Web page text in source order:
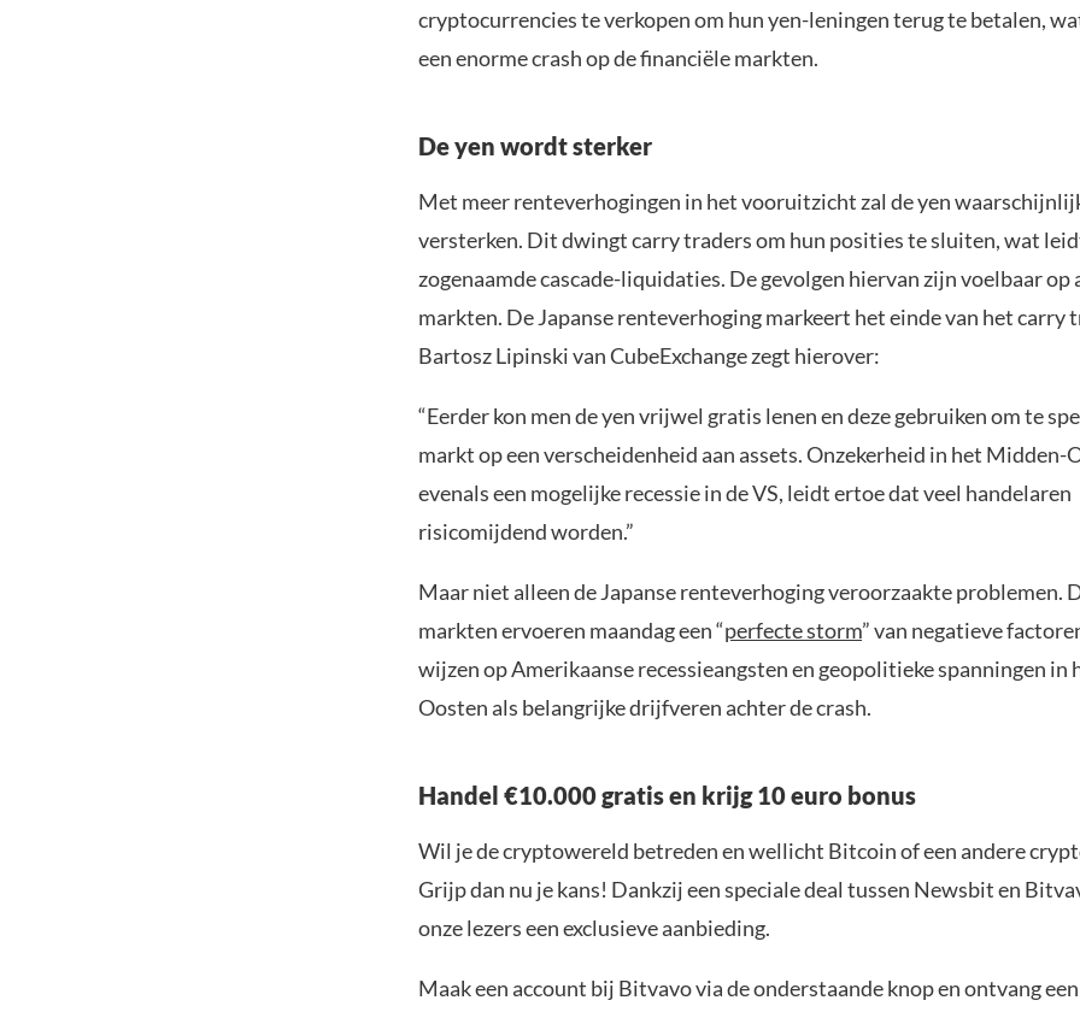
cryptocurrencies te verkopen om hun yen-leningen terug te betalen,
een enorme crash op de financiële markten.
De yen wordt sterker
Met meer renteverhogingen in het vooruitzicht zal de yen
versterken. Dit dwingt carry traders om hun posities te sluiten, wat
zogenaamde cascade-liquidaties. De gevolgen hiervan zijn voelbaar op
markten. De Japanse renteverhoging markeert het einde van het carry
Bartosz Lipinski van CubeExchange zegt hierover:
“Eerder kon men de yen vrijwel gratis lenen en deze gebruiken om te
markt op een verscheidenheid aan assets. Onzekerheid in het Midden-
evenals een mogelijke recessie in de VS, leidt ertoe dat veel handelaren
risicomijdend worden.”
Maar niet alleen de Japanse renteverhoging veroorzaakte problemen.
markten ervoeren maandag een “perfecte storm” van negatieve
wijzen op Amerikaanse recessieangsten en geopolitieke spanningen in
Oosten als belangrijke drijfveren achter de crash.
Handel €10.000 gratis en krijg 10 euro bonus
Wil je de cryptowereld betreden en wellicht Bitcoin of een andere
Grijp dan nu je kans! Dankzij een speciale deal tussen Newsbit en
onze lezers een exclusieve aanbieding.
Maak een account bij Bitvavo via de onderstaande knop en ontvang een